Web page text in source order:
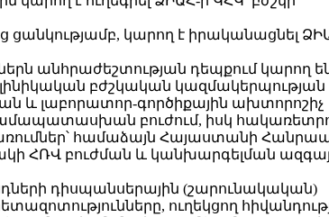
ցանկությամբ, կարող է իրականացնել
անհրաժեշտության դեպքում կարող
բժշկական կազմակերպության
և լաբորատոր-գործիքային ախտորոշիչ
բուժում, իսկ
համաձայն Հայաստանի
բուժման և կանխարգելման
դիսպանսերային (շարունակական)
ուղեկցող